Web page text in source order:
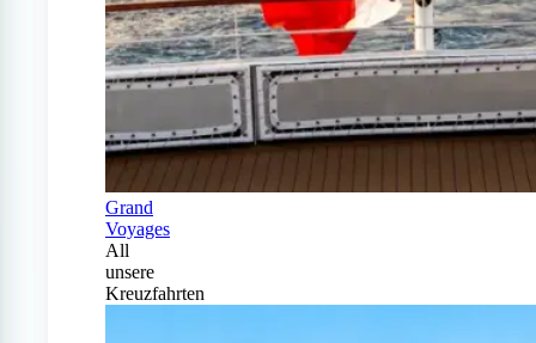
Grand
Voyages
All
unsere
Kreuzfahrten